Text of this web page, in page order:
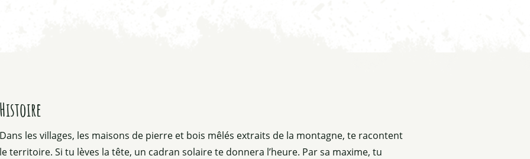
Histoire
Dans les villages, les maisons de pierre et bois mêlés extraits de la montagne, te racontent
le territoire. Si tu lèves la tête, un cadran solaire te donnera l’heure. Par sa maxime, tu